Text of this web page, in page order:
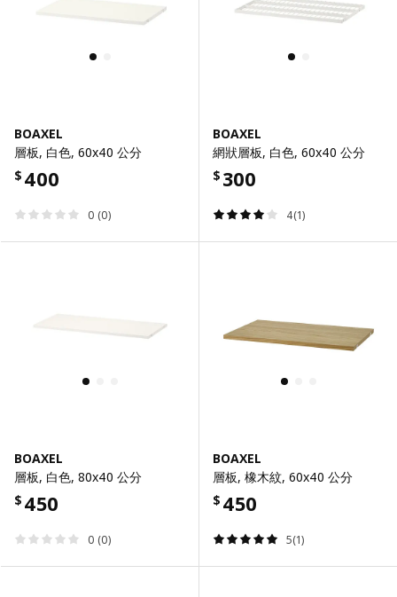
BOAXEL
層板, 白色, 60x40 公分
$ 400
0 (0)
BOAXEL
網狀層板, 白色, 60x40 公分
$ 300
4(1)
BOAXEL
層板, 白色, 80x40 公分
$ 450
0 (0)
BOAXEL
層板, 橡木紋, 60x40 公分
$ 450
5(1)